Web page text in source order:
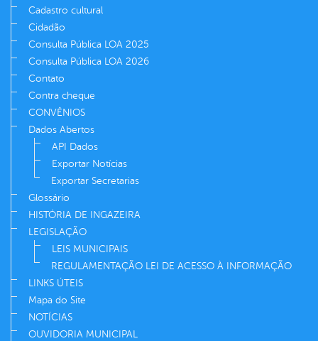
Cadastro cultural
Cidadão
Consulta Pública LOA 2025
Consulta Pública LOA 2026
Contato
Contra cheque
CONVÊNIOS
Dados Abertos
API Dados
Exportar Notícias
Exportar Secretarias
Glossário
HISTÓRIA DE INGAZEIRA
LEGISLAÇÃO
LEIS MUNICIPAIS
REGULAMENTAÇÃO LEI DE ACESSO À INFORMAÇÃO
LINKS ÚTEIS
Mapa do Site
NOTÍCIAS
OUVIDORIA MUNICIPAL